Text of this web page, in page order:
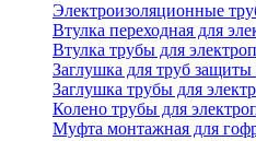
Электроизоляционные
Втулка переходная для
Втулка трубы для
Заглушка для труб защиты
Заглушка трубы для
Колено трубы для
Муфта монтажная для